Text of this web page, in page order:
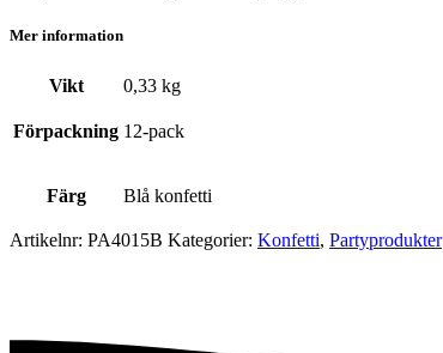
Mer information
Vikt 0,33 kg
Förpackning 12-pack
Färg Blå konfetti
Artikelnr: PA4015B Kategorier: Konfetti, Party­­produkter